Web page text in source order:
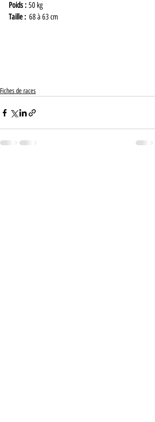
Poids : 50 kg
Taille : 68 à 63 cm
Fiches de races